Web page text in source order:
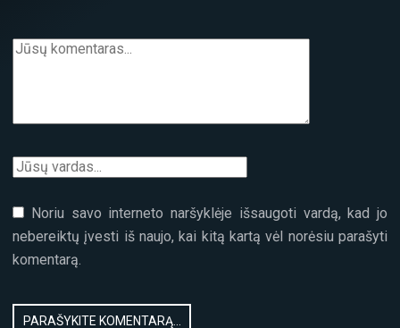
Noriu savo interneto naršyklėje išsaugoti vardą, kad jo
nebereiktų įvesti iš naujo, kai kitą kartą vėl norėsiu parašyti
komentarą.